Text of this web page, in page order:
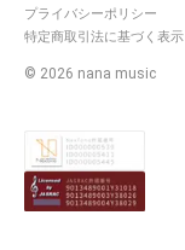
プライバシーポリシー
特定商取引法に基づく表示
© 2026 nana music